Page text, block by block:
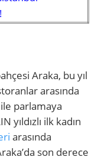
Araka, bu yıl
arasında
parlamaya
yıldızlı ilk kadın
arasında
son derece